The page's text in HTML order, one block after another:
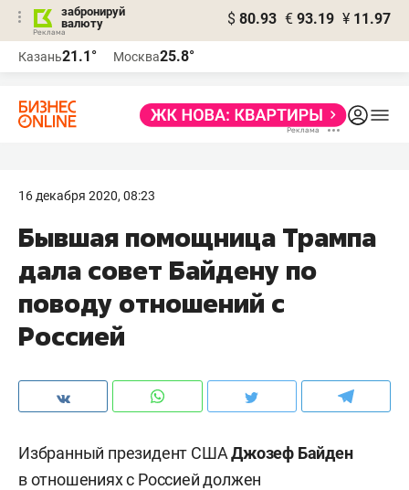
забронируй
валюту
$ 80.93 € 93.19 ¥ 11.97
Казань21.1° Москва25.8°
16 декабря 2020, 08:23
​Бывшая помощница Трампа
дала совет Байдену по
поводу отношений с
Россией
Избранный президент СШАДжозеф Байден
в отношениях с Россией должен